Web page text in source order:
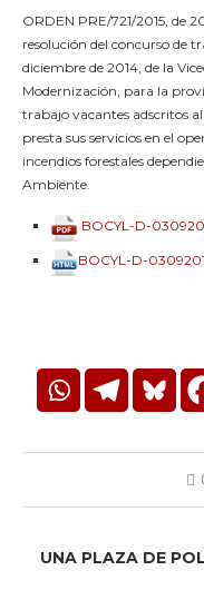
ORDEN PRE/721/2015, de
resolución del concurso de
diciembre de 2014, de la
Modernización, para la
trabajo vacantes adscritos
presta sus servicios en el
incendios forestales
Ambiente.
BOCYL-D-
BOCYL-D-
UNA PLAZA DE